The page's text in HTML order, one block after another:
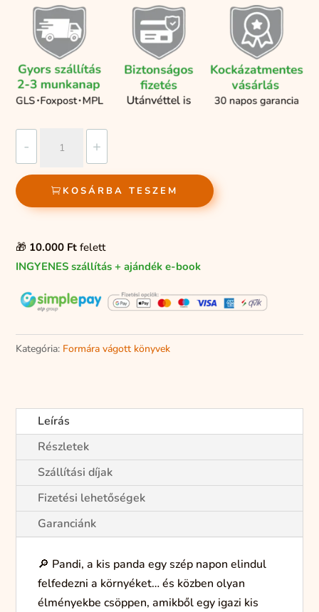
-
panda
kalandjai
mennyiség
+
KOSÁRBA TESZEM
🎁 10.000 Ft felett
INGYENES szállítás + ajándék e-book
Kategória: Formára vágott könyvek
Leírás
Részletek
Szállítási díjak
Fizetési lehetőségek
Garanciánk
🔎 Pandi, a kis panda egy szép napon elindul
felfedezni a környéket… és közben olyan
élményekbe csöppen, amikből egy igazi kis